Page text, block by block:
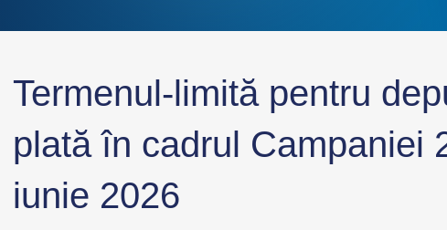
Termenul-limită pentru
plată în cadrul Campaniei
iunie 2026